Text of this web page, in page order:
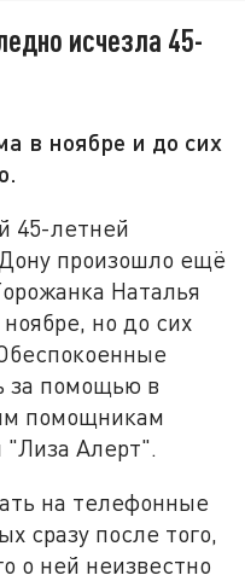
исчезла 45-
в ноябре и до сих
45-летней
произошло ещё
Наталья
но до сих
за помощью в
помощникам
"Лиза Алерт".
на телефонные
сразу после того,
о ней неизвестно